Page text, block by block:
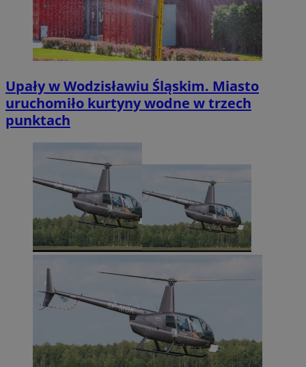
Upały w Wodzisławiu Śląskim. Miasto
uruchomiło kurtyny wodne w trzech
punktach